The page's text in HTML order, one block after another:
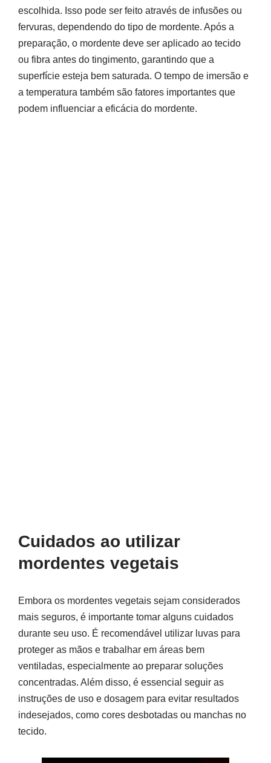
escolhida. Isso pode ser feito através de infusões ou
fervuras, dependendo do tipo de mordente. Após a
preparação, o mordente deve ser aplicado ao tecido
ou fibra antes do tingimento, garantindo que a
superfície esteja bem saturada. O tempo de imersão e
a temperatura também são fatores importantes que
podem influenciar a eficácia do mordente.
Cuidados ao utilizar
mordentes vegetais
Embora os mordentes vegetais sejam considerados
mais seguros, é importante tomar alguns cuidados
durante seu uso. É recomendável utilizar luvas para
proteger as mãos e trabalhar em áreas bem
ventiladas, especialmente ao preparar soluções
concentradas. Além disso, é essencial seguir as
instruções de uso e dosagem para evitar resultados
indesejados, como cores desbotadas ou manchas no
tecido.